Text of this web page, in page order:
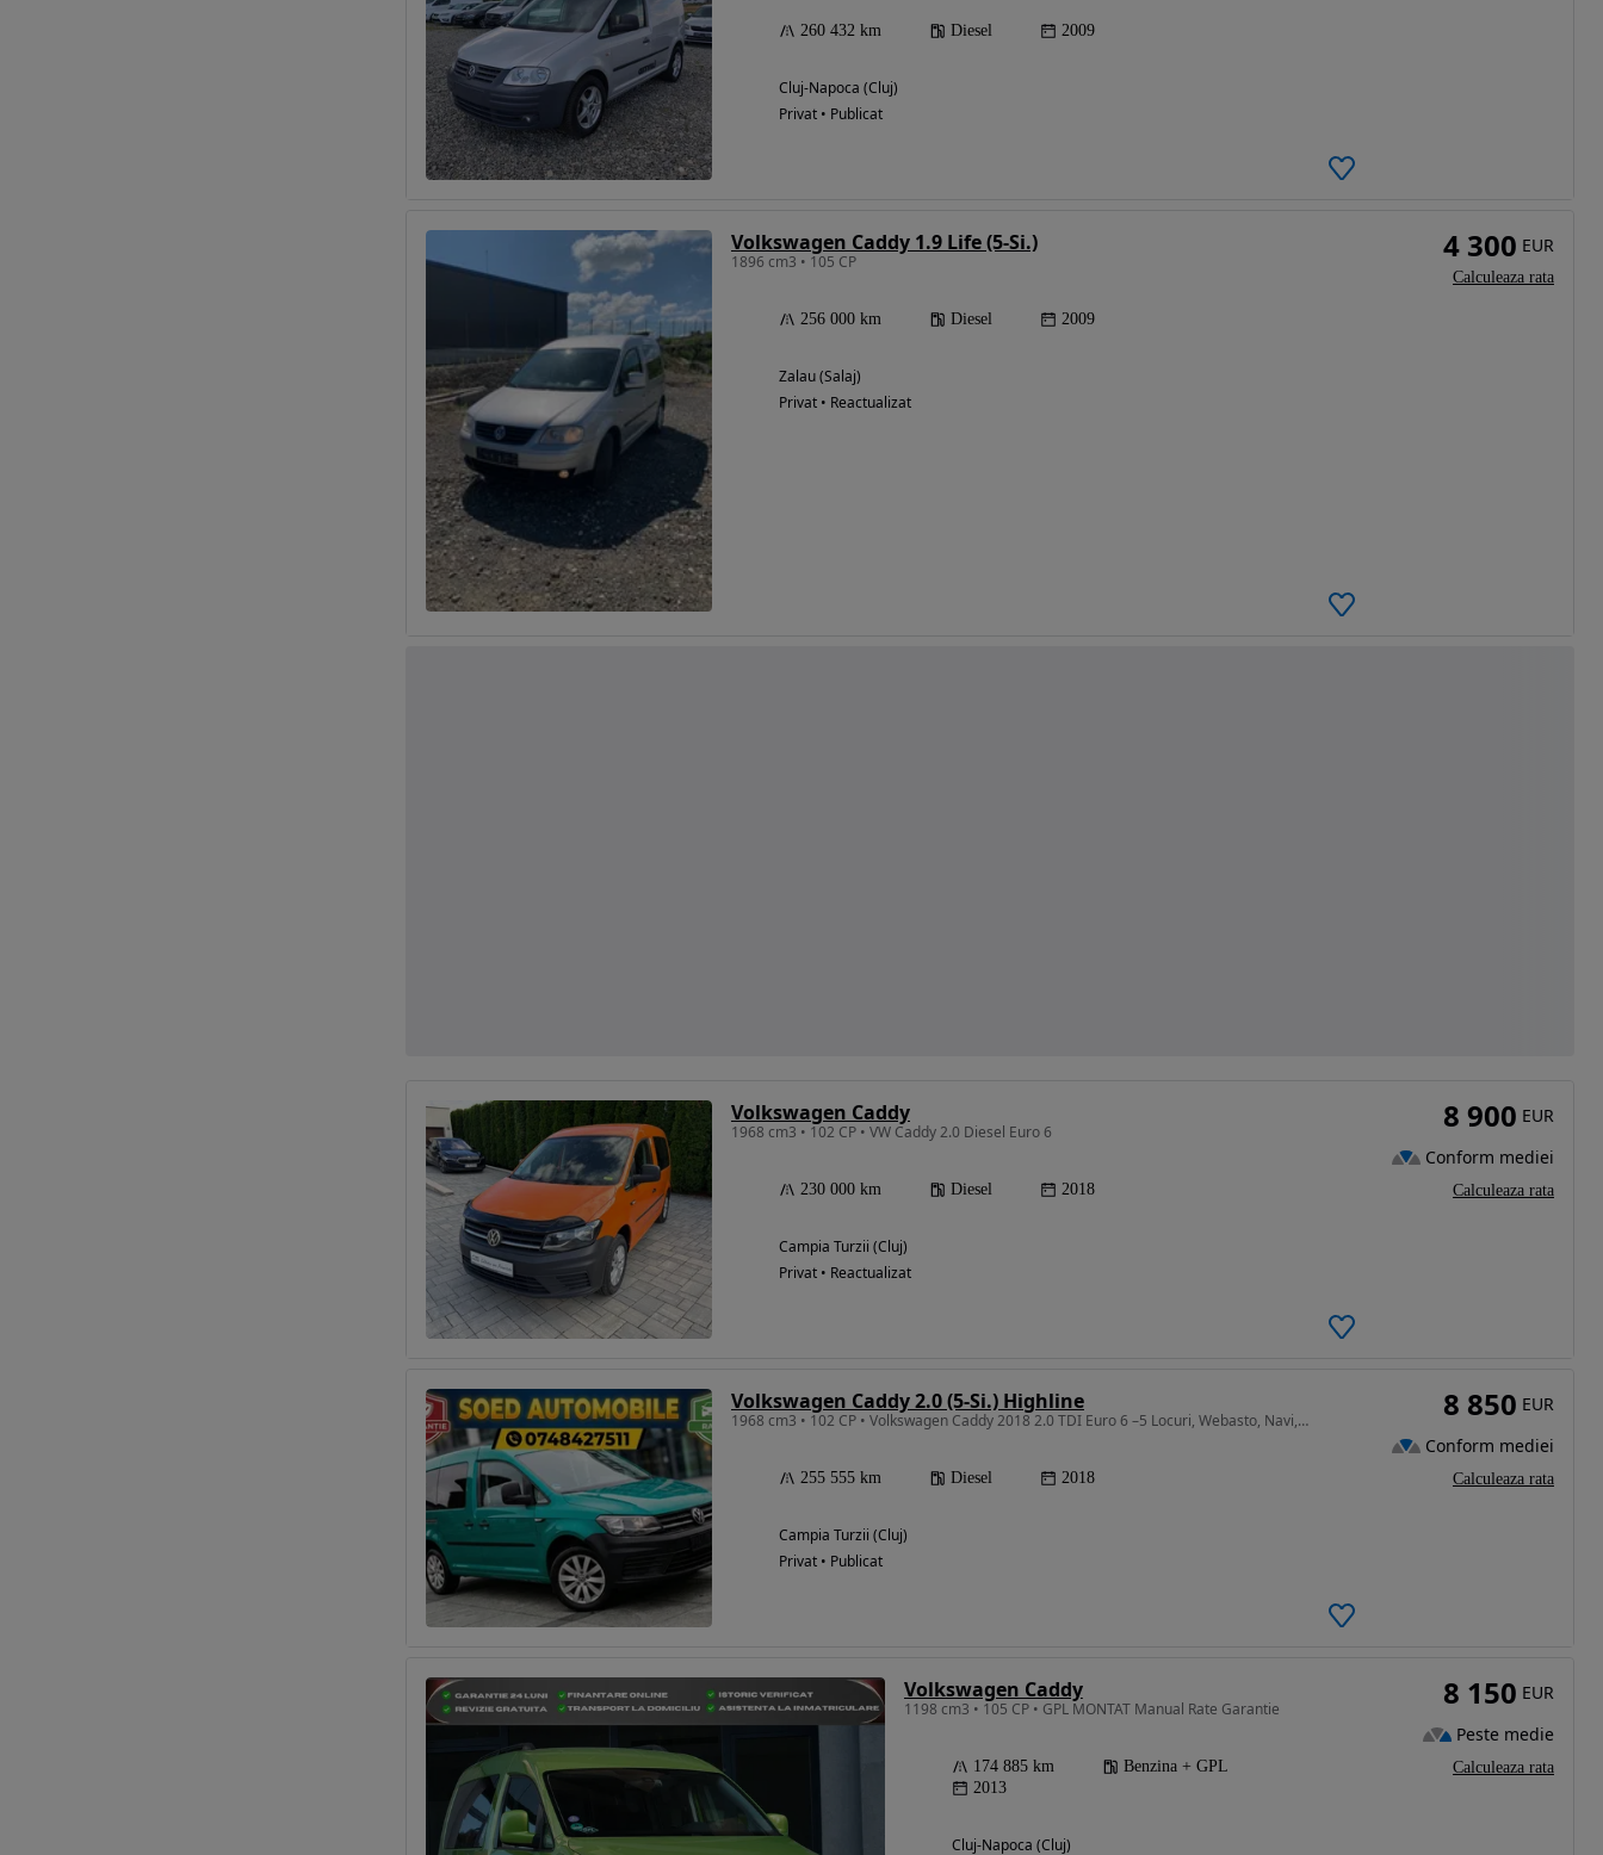
260 432 km Diesel 2009
Cluj-Napoca (Cluj)
Privat • Publicat
Volkswagen Caddy 1.9 Life (5-Si.)
1896 cm3 • 105 CP
256 000 km Diesel 2009
Zalau (Salaj)
Privat • Reactualizat
4 300 EUR
Calculeaza rata
Volkswagen Caddy
1968 cm3 • 102 CP • VW Caddy 2.0 Diesel Euro 6
230 000 km Diesel 2018
Campia Turzii (Cluj)
Privat • Reactualizat
8 900 EUR
Conform mediei
Calculeaza rata
Volkswagen Caddy 2.0 (5-Si.) Highline
1968 cm3 • 102 CP • Volkswagen Caddy 2018 2.0 TDI Euro 6 –5 Locuri, Webasto, Navi, CarPlay
255 555 km Diesel 2018
Campia Turzii (Cluj)
Privat • Publicat
8 850 EUR
Conform mediei
Calculeaza rata
Volkswagen Caddy
1198 cm3 • 105 CP • GPL MONTAT Manual Rate Garantie
174 885 km
Benzina + GPL
2013
Cluj-Napoca (Cluj)
8 150 EUR
Peste medie
Calculeaza rata